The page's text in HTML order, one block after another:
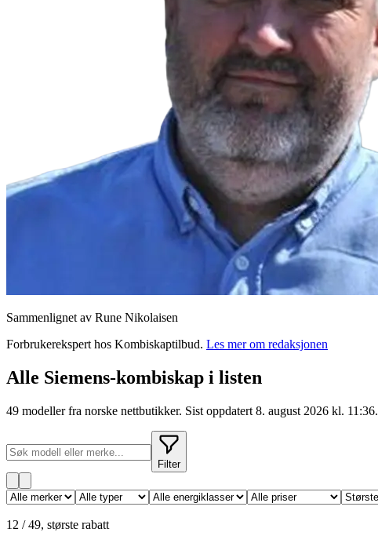
Sammenlignet av Rune Nikolaisen
Forbrukerekspert hos Kombiskaptilbud. Les mer om redaksjonen
Alle Siemens-kombiskap i listen
49 modeller fra norske nettbutikker. Sist oppdatert 8. august 2026 kl. 11:36.
Filter
12 /49, største rabatt